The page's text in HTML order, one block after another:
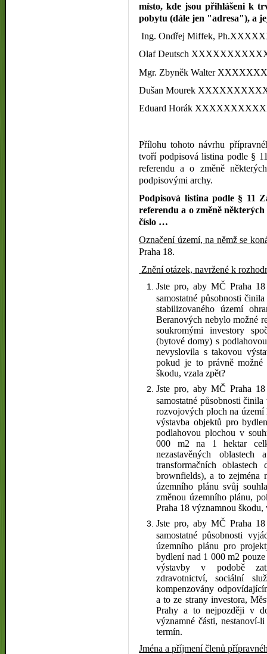
místo, kde jsou přihlášeni k
pobytu (dále jen "adresa"), a
Ing. Ondřej Miffek,
Olaf Deutsch
Mgr. Zbyněk Walter
Dušan Mourek
Eduard Horák
Přílohu tohoto návrhu
tvoří podpisová listina podle §
referendu a o změně
podpisovými archy.
Podpisová listina podle § 11
referendu a o změně
číslo …
Označení území, na němž se
Praha 18.
Znění otázek, navržené k
Jste pro, aby MČ Praha
samostatné působnosti
stabilizovaného území
Beranových nebylo možné
soukromými investory
(bytové domy) s
nevyslovila s takovou
pokud je to právně
škodu, vzala zpět?
Jste pro, aby MČ Praha
samostatné působnosti
rozvojových ploch na území
výstavba objektů pro
podlahovou plochou v
000 m2 na 1 hektar
nezastavěných
transformačních
brownfields), a to zejména
územního plánu svůj
změnou územního plánu,
Praha 18 významnou škodu,
Jste pro, aby MČ Praha
samostatné působnosti
územního plánu pro
bydlení nad 1 000 m2
výstavby v podobě
zdravotnictví, sociální
kompenzovány
a to ze strany investora,
Prahy a to nejpozději v
významné části, nestanoví-
termín.
Jména a příjmení členů